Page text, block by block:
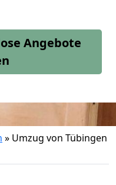
Angebote
» Umzug von Tübingen